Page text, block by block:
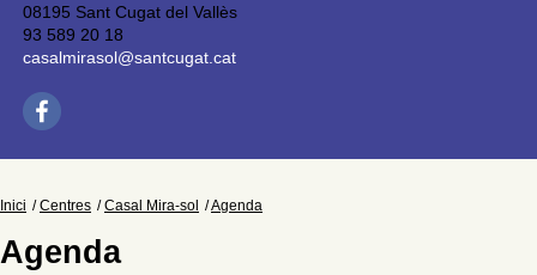
08195 Sant Cugat del Vallès
93 589 20 18
casalmirasol@santcugat.cat
Inici Centres Casal Mira-sol Agenda
Agenda